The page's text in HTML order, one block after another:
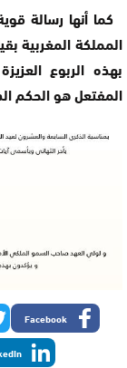
كما أنها رسالة
المملكة المغربية
بهذه الربوع
المفتعل هو الحكم
Facebook